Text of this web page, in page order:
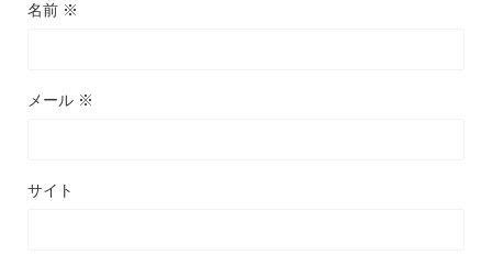
名前 ※
メール ※
サイト